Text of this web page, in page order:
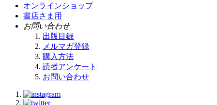
オンラインショップ
書店さま用
お問い合わせ
出版目録
メルマガ登録
購入方法
読者アンケート
お問い合わせ